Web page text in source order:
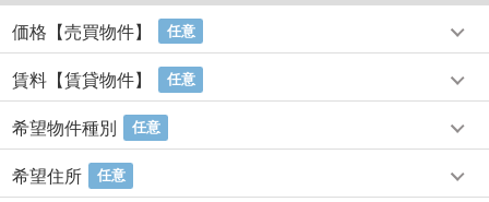
価格【売買物件】 任意
賃料【賃貸物件】 任意
希望物件種別 任意
希望住所 任意